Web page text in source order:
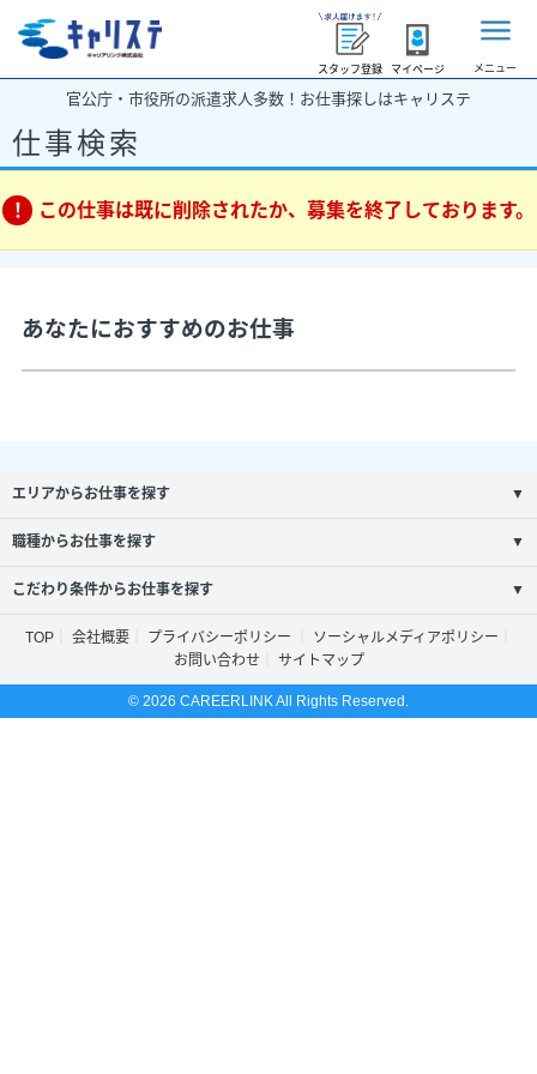
スタッフ登録 マイページ メニュー
官公庁・市役所の派遣求人多数！お仕事探しはキャリステ
仕事検索
この仕事は既に削除されたか、募集を終了しております。
あなたにおすすめのお仕事
エリアからお仕事を探す ▼
職種からお仕事を探す ▼
こだわり条件からお仕事を探す ▼
TOP 会社概要 プライバシーポリシー
ソーシャルメディアポリシー
お問い合わせ
サイトマップ
© 2026 CAREERLINK All Rights Reserved.